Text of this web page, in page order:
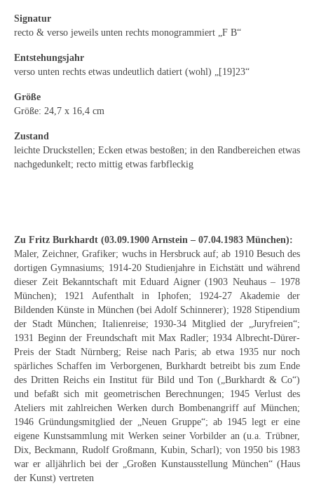
Kunst nach 1945
Helmut Diekmann
Ludwig (Luis) Neu
Curt Wittenbecher
Weitere Künstler nach 1945
Unbekannt
Autographen / Dokumente
Herkunft & Wirkungsstätte
Berliner Künstler
Düsseldorfer Künstler
Fränkische Künstler
Hamburger Künstler
Signatur
recto & verso jeweils unten rechts monogrammiert „F B“
Entstehungsjahr
verso unten rechts etwas undeutlich datiert (wohl) „[19]23“
Größe
Größe: 24,7 x 16,4 cm
Zustand
leichte Druckstellen; Ecken etwas bestoßen; in den Randbereichen etwas
nachgedunkelt; recto mittig etwas farbfleckig
Zu Fritz Burkhardt (03.09.1900 Arnstein – 07.04.1983 München):
Maler, Zeichner, Grafiker; wuchs in Hersbruck auf; ab 1910 Besuch des
dortigen Gymnasiums; 1914-20 Studienjahre in Eichstätt und während
dieser Zeit Bekanntschaft mit Eduard Aigner (1903 Neuhaus – 1978
München); 1921 Aufenthalt in Iphofen; 1924-27 Akademie der
Bildenden Künste in München (bei Adolf Schinnerer); 1928 Stipendium
der Stadt München; Italienreise; 1930-34 Mitglied der „Juryfreien“;
1931 Beginn der Freundschaft mit Max Radler; 1934 Albrecht-Dürer-
Preis der Stadt Nürnberg; Reise nach Paris; ab etwa 1935 nur noch
spärliches Schaffen im Verborgenen, Burkhardt betreibt bis zum Ende
des Dritten Reichs ein Institut für Bild und Ton („Burkhardt & Co“)
und befaßt sich mit geometrischen Berechnungen; 1945 Verlust des
Ateliers mit zahlreichen Werken durch Bombenangriff auf München;
1946 Gründungsmitglied der „Neuen Gruppe“; ab 1945 legt er eine
eigene Kunstsammlung mit Werken seiner Vorbilder an (u.a. Trübner,
Dix, Beckmann, Rudolf Großmann, Kubin, Scharl); von 1950 bis 1983
war er alljährlich bei der „Großen Kunstausstellung München“ (Haus
der Kunst) vertreten